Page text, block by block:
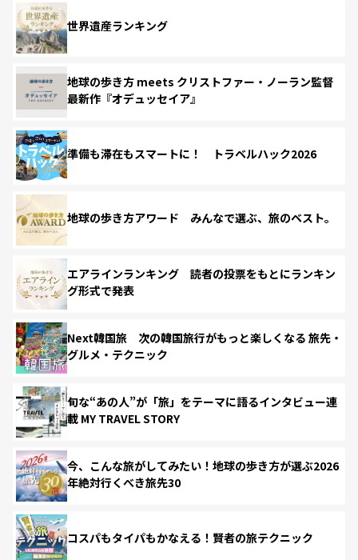
世界遺産ランキング
地球の歩き方 meets クリストファー・ノーラン監督
最新作『オデュッセイア』
準備も滞在もスマートに！ トラベルハック2026
地球の歩き方アワード みんなで選ぶ、旅のベスト。
エアラインランキング 読者の投票をもとにランキン
グ形式で発表
Next韓国旅 次の韓国旅行がもっと楽しくなる 旅先・
グルメ・テクニック
旬な“あの人”が「旅」をテーマに語るインタビュー連
載 MY TRAVEL STORY
今、こんな旅がしてみたい！地球の歩き方が選ぶ2026
年絶対行くべき旅先30
コスパもタイパもかなえる！賢者の旅テクニック